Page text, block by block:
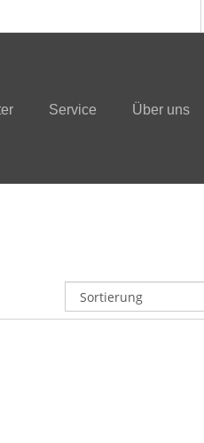
Service Über uns